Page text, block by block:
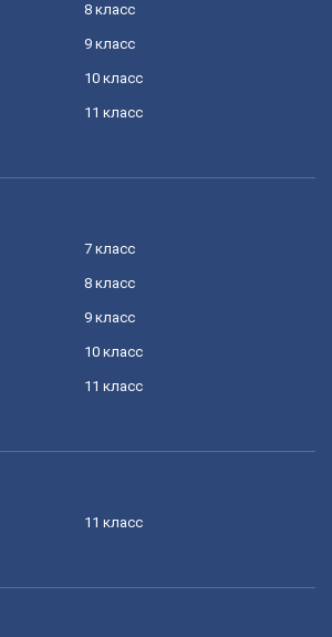
8 класс
9 класс
10 класс
11 класс
7 класс
8 класс
9 класс
10 класс
11 класс
11 класс